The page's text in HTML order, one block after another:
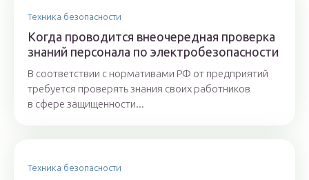
Техника безопасности
Когда проводится внеочередная проверка
знаний персонала по электробезопасности
В соответствии с нормативами РФ от предприятий
требуется проверять знания своих работников
в сфере защищенности...
Техника безопасности